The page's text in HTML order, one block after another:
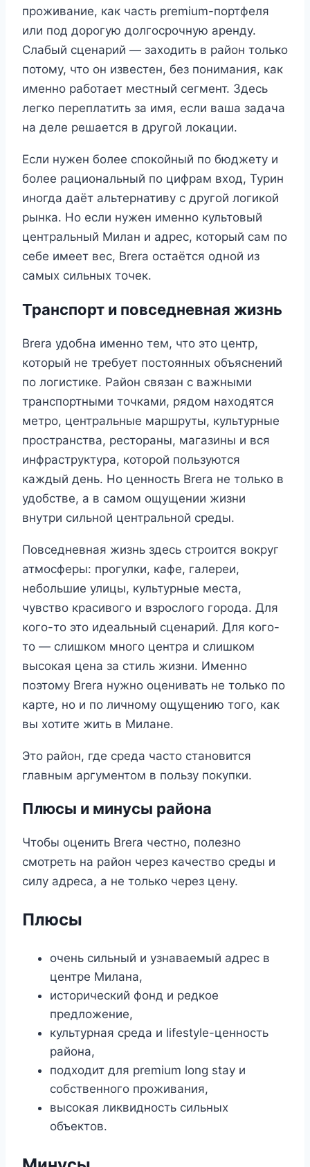
проживание, как часть premium-портфеля
или под дорогую долгосрочную аренду.
Слабый сценарий — заходить в район только
потому, что он известен, без понимания, как
именно работает местный сегмент. Здесь
легко переплатить за имя, если ваша задача
на деле решается в другой локации.
Если нужен более спокойный по бюджету и
более рациональный по цифрам вход, Турин
иногда даёт альтернативу с другой логикой
рынка. Но если нужен именно культовый
центральный Милан и адрес, который сам по
себе имеет вес, Brera остаётся одной из
самых сильных точек.
Транспорт и повседневная жизнь
Brera удобна именно тем, что это центр,
который не требует постоянных объяснений
по логистике. Район связан с важными
транспортными точками, рядом находятся
метро, центральные маршруты, культурные
пространства, рестораны, магазины и вся
инфраструктура, которой пользуются
каждый день. Но ценность Brera не только в
удобстве, а в самом ощущении жизни
внутри сильной центральной среды.
Повседневная жизнь здесь строится вокруг
атмосферы: прогулки, кафе, галереи,
небольшие улицы, культурные места,
чувство красивого и взрослого города. Для
кого-то это идеальный сценарий. Для кого-
то — слишком много центра и слишком
высокая цена за стиль жизни. Именно
поэтому Brera нужно оценивать не только по
карте, но и по личному ощущению того, как
вы хотите жить в Милане.
Это район, где среда часто становится
главным аргументом в пользу покупки.
Плюсы и минусы района
Чтобы оценить Brera честно, полезно
смотреть на район через качество среды и
силу адреса, а не только через цену.
Плюсы
очень сильный и узнаваемый адрес в
центре Милана,
исторический фонд и редкое
предложение,
культурная среда и lifestyle-ценность
района,
подходит для premium long stay и
собственного проживания,
высокая ликвидность сильных
объектов.